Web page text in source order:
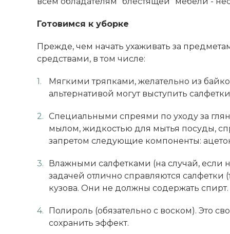
Готовимся к уборке
Прежде, чем начать ухаживать за
средствами, в том числе:
Мягкими тряпками, желательно из
альтернативой могут выступить
Специальными спреями по уходу за
мылом, жидкостью для мытья посуды,
запретом следующие компоненты:
Влажными салфетками (на случай, если
задачей отлично справляются
кузова. Они не должны содержать спирт.
Полироль (обязательно с воском). Это
сохранить эффект.
ВЫИГРАЙ МЕБЕЛЬ
КРУТИ!